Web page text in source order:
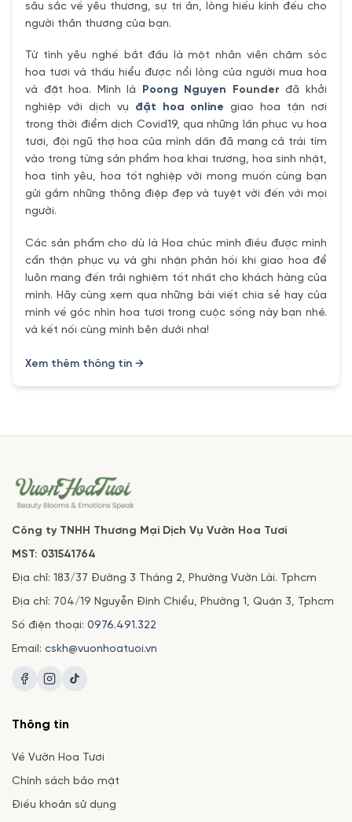
sâu sắc về yêu thương, sự tri ân, lòng hiếu kính đếu cho
người thân thương của bạn.
Từ tình yêu nghề bắt đầu là một nhân viên chăm sóc
hoa tươi và thấu hiểu được nổi lòng của người mua hoa
và đặt hoa. Mình là Poong Nguyen Founder đã khởi
nghiệp với dịch vụ đặt hoa online giao hoa tận nơi
trong thời điểm dịch Covid19, qua những lần phục vụ hoa
tươi, đội ngũ thợ hoa của mình dần đã mang cả trái tím
vào trong từng sản phẩm hoa khai trương, hoa sinh nhật,
hoa tình yêu, hoa tốt nghiệp với mong muốn cùng bạn
gửi gắm những thông điệp đẹp và tuyệt vời đến với mọi
người.
Các sản phẩm cho dù là Hoa chúc mình điều được mình
cẩn thận phục vụ và ghi nhận phản hồi khi giao hoa để
luôn mang đến trải nghiệm tốt nhất cho khách hàng của
mình. Hãy cùng xem qua những bài viết chia sẻ hay của
mình về góc nhìn hoa tươi trong cuộc sống này bạn nhé.
và kết nối cùng mình bên dưới nha!
Xem thêm thông tin →
Công ty TNHH Thương Mại Dịch Vụ Vườn Hoa Tươi
MST: 031541764
Địa chỉ: 183/37 Đường 3 Tháng 2, Phường Vườn Lài. Tphcm
Địa chỉ: 704/19 Nguyễn Đình Chiểu, Phường 1, Quận 3, Tphcm
Số điện thoại: 0976.491.322
Email: cskh@vuonhoatuoi.vn
Thông tin
Về Vườn Hoa Tươi
Chính sách bảo mật
Điều khoản sử dụng